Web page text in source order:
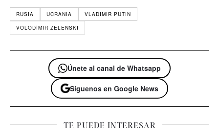
RUSIA UCRANIA
VLADIMIR PUTIN
VOLODÍMIR ZELENSKI
Únete al canal de Whatsapp
Síguenos en Google News
TE PUEDE INTERESAR